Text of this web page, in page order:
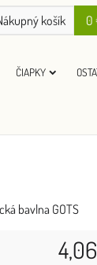
košík 0
ČIAPKY
bavlna GOTS